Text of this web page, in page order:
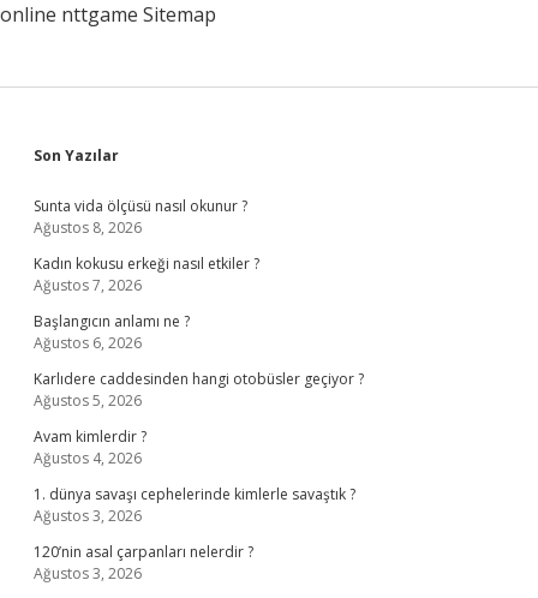
online nttgame Sitemap
Sidebar
Son Yazılar
Sunta vida ölçüsü nasıl okunur ?
Ağustos 8, 2026
Kadın kokusu erkeği nasıl etkiler ?
Ağustos 7, 2026
Başlangıcın anlamı ne ?
Ağustos 6, 2026
Karlıdere caddesinden hangi otobüsler geçiyor ?
Ağustos 5, 2026
Avam kimlerdir ?
Ağustos 4, 2026
1. dünya savaşı cephelerinde kimlerle savaştık ?
Ağustos 3, 2026
120’nin asal çarpanları nelerdir ?
Ağustos 3, 2026